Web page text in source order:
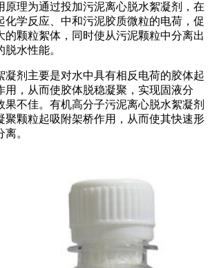
原理为通过投加污泥离心脱水絮凝剂，在
化学反应、中和污泥胶质微粒的电荷，促
的颗粒絮体，同时使从污泥颗粒中分离出
脱水性能。
凝剂主要是对水中具有相反电荷的胶体起
用，从而使胶体脱稳凝聚，实现固液分
果不佳。有机高分子污泥离心脱水絮凝剂
聚颗粒起吸附架桥作用，从而使其快速形
。